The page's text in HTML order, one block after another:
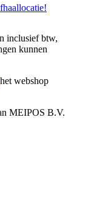
inclusief btw,
kunnen
webshop
MEIPOS B.V.